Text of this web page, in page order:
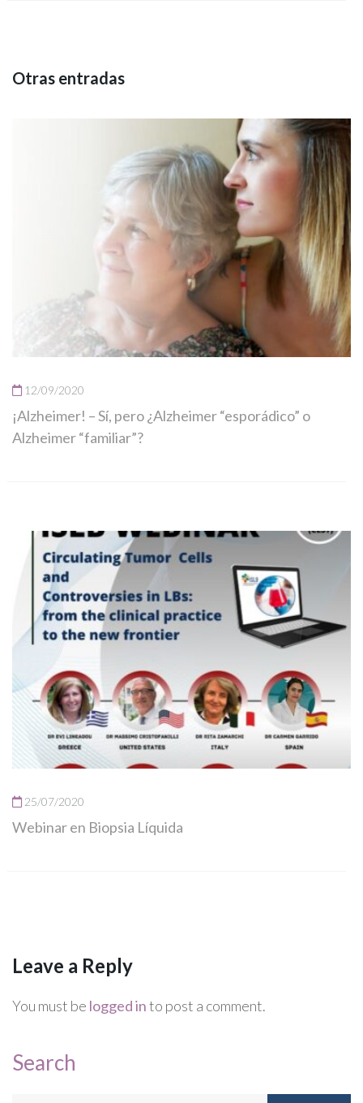
Otras entradas
12/09/2020
¡Alzheimer! – Sí, pero ¿Alzheimer “esporádico” o
Alzheimer “familiar”?
25/07/2020
Webinar en Biopsia Líquida
Leave a Reply
You must be logged into post a comment.
Search